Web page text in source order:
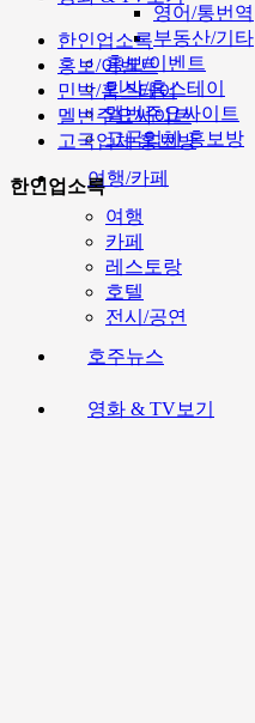
영어/통번역
부동산/기타
홍보/이벤트
민박/홈스테이
멜번주요싸이트
고국업체 홍보방
여행/카페
여행
카페
레스토랑
호텔
전시/공연
호주뉴스
영화 & TV보기
한인업소록
홍보/이벤트
민박/홈스테이
멜번주요싸이트
고국업체 홍보방
한인업소록